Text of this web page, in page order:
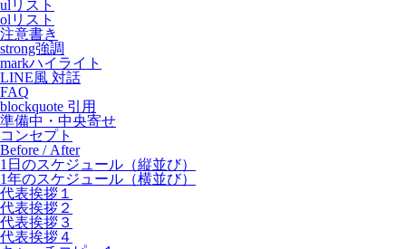
ulリスト
olリスト
注意書き
strong強調
markハイライト
LINE風 対話
FAQ
blockquote 引用
準備中・中央寄せ
コンセプト
Before / After
1日のスケジュール（縦並び）
1年のスケジュール（横並び）
代表挨拶１
代表挨拶２
代表挨拶３
代表挨拶４